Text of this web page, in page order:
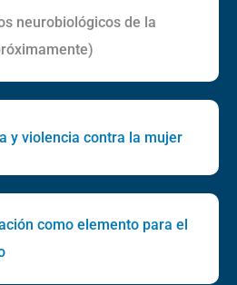
neurobiológicos de la
y violencia contra la mujer
como elemento para el